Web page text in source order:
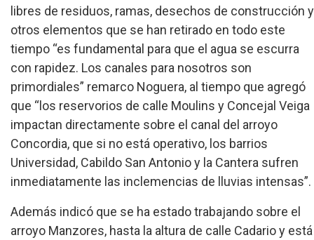
libres de residuos, ramas, desechos de construcción y
otros elementos que se han retirado en todo este
tiempo “es fundamental para que el agua se escurra
con rapidez. Los canales para nosotros son
primordiales” remarco Noguera, al tiempo que agregó
que “los reservorios de calle Moulins y Concejal Veiga
impactan directamente sobre el canal del arroyo
Concordia, que si no está operativo, los barrios
Universidad, Cabildo San Antonio y la Cantera sufren
inmediatamente las inclemencias de lluvias intensas”.
Además indicó que se ha estado trabajando sobre el
arroyo Manzores, hasta la altura de calle Cadario y está